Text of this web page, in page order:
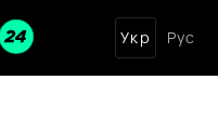
Укр Рус